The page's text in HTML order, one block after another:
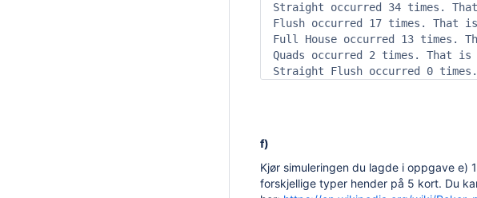
Straight occurred 34 times.
Flush occurred 17 times. That is
Full House occurred 13 times.
Quads occurred 2 times. That is
Straight Flush occurred 0
f)
Kjør simuleringen du lagde i oppgave e)
forskjellige typer hender på 5 kort. Du